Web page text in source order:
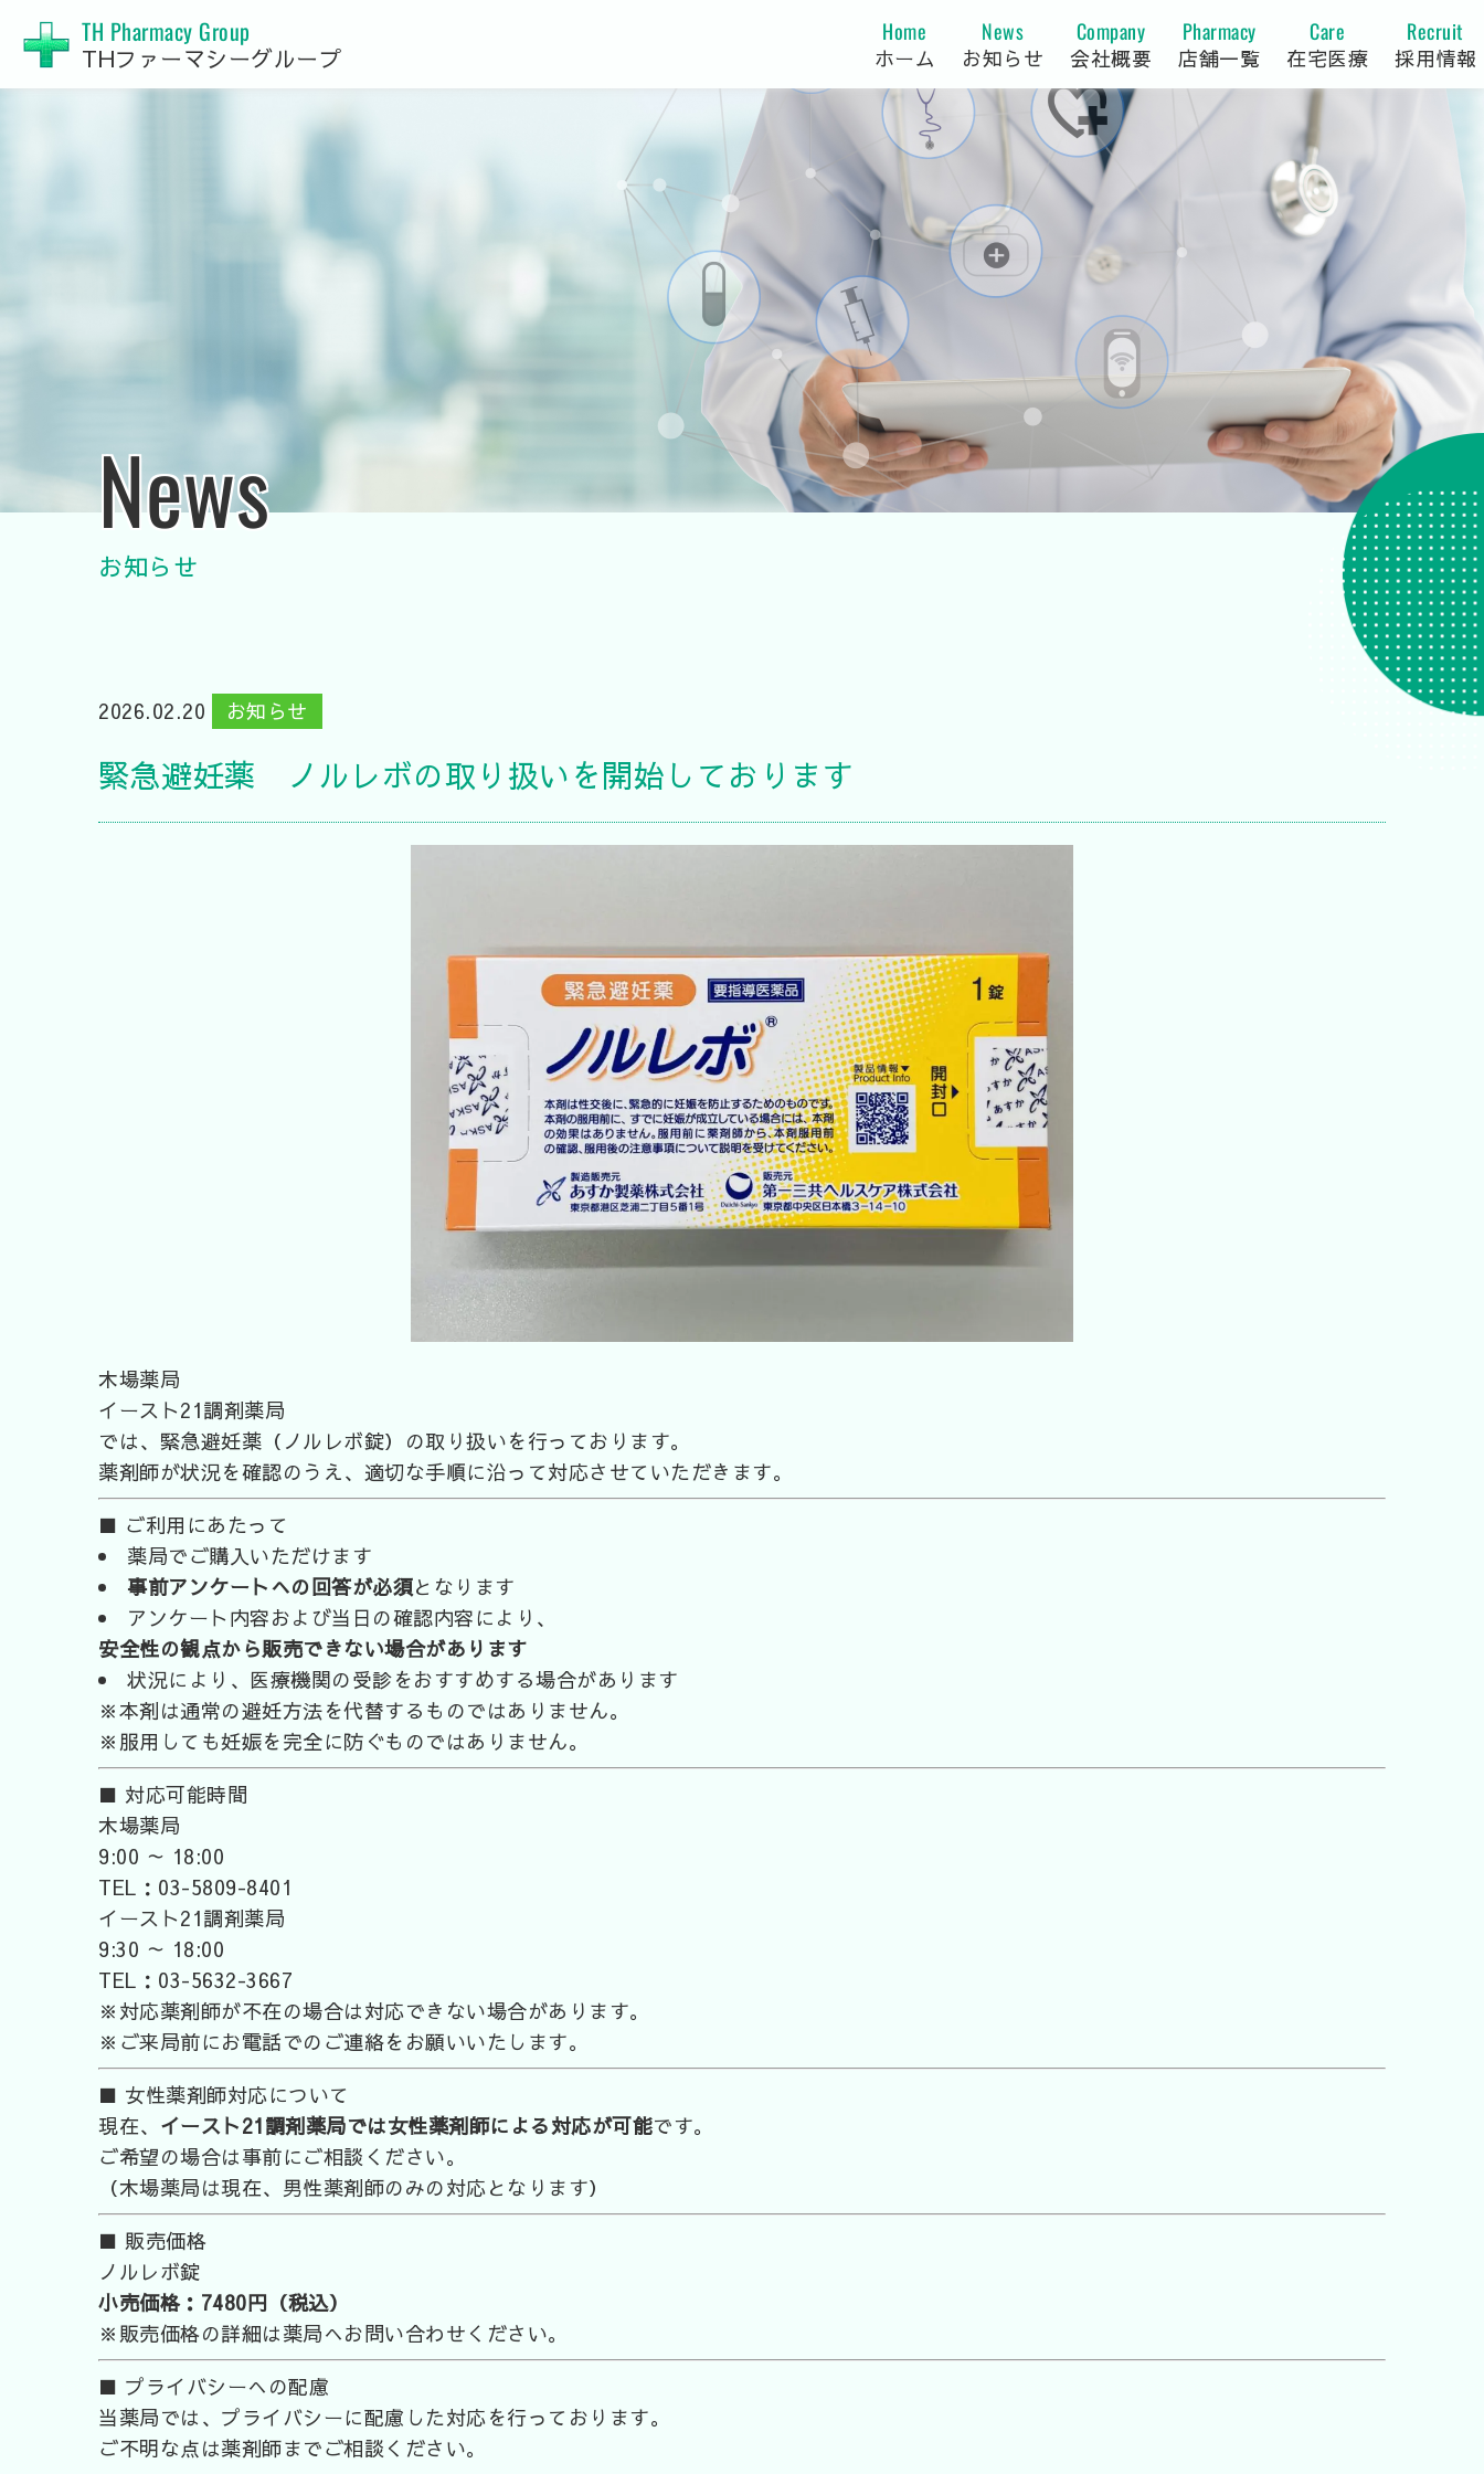
TH Pharmacy Group
THファーマシーグループ
Home
ホーム
News
お知らせ
Company
会社概要
Pharmacy
店舗一覧
Care
在宅医療
Recruit
採用情報
News
お知らせ
2026.02.20 お知らせ
緊急避妊薬 ノルレボの取り扱いを開始しております
木場薬局
イースト21調剤薬局
では、緊急避妊薬（ノルレボ錠）の取り扱いを行っております。
薬剤師が状況を確認のうえ、適切な手順に沿って対応させていただきます。
■ ご利用にあたって
薬局でご購入いただけます
事前アンケートへの回答が必須となります
アンケート内容および当日の確認内容により、
安全性の観点から販売できない場合があります
状況により、医療機関の受診をおすすめする場合があります
※本剤は通常の避妊方法を代替するものではありません。
※服用しても妊娠を完全に防ぐものではありません。
■ 対応可能時間
木場薬局
9:00 ～ 18:00
TEL：03-5809-8401
イースト21調剤薬局
9:30 ～ 18:00
TEL：03-5632-3667
※対応薬剤師が不在の場合は対応できない場合があります。
※ご来局前にお電話でのご連絡をお願いいたします。
■ 女性薬剤師対応について
現在、 イースト21調剤薬局では女性薬剤師による対応が可能です。
ご希望の場合は事前にご相談ください。
（木場薬局は現在、男性薬剤師のみの対応となります）
■ 販売価格
ノルレボ錠
小売価格：7480円（税込）
※販売価格の詳細は薬局へお問い合わせください。
■ プライバシーへの配慮
当薬局では、プライバシーに配慮した対応を行っております。
ご不明な点は薬剤師までご相談ください。